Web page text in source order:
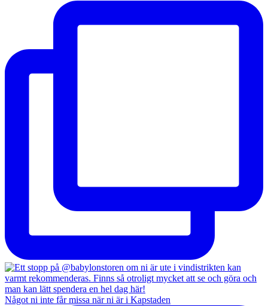
Något ni inte får missa när ni är i Kapstaden